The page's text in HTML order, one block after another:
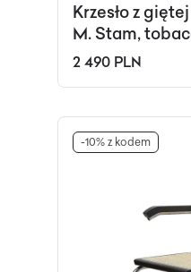
Krzesło z
M. Stam,
naturalna
2 490 PLN
-10% z kodem